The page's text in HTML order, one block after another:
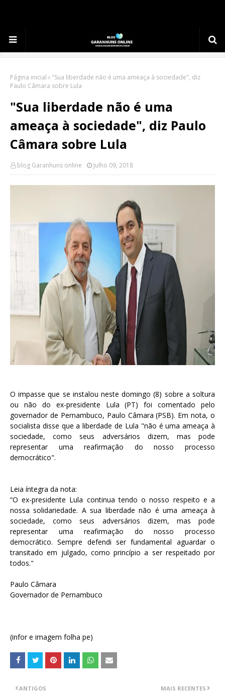
Página inicial
"Sua liberdade não é uma ameaça à sociedade", diz
Paulo Câmara sobre Lula
"Sua liberdade não é uma
ameaça à sociedade", diz Paulo
Câmara sobre Lula
blog Garanhuns online Julho 09, 2018
O impasse que se instalou neste domingo (8) sobre a soltura
ou não do ex-presidente Lula (PT) foi comentado pelo
governador de Pernambuco, Paulo Câmara (PSB). Em nota, o
socialista disse que a liberdade de Lula "não é uma ameaça à
sociedade, como seus adversários dizem, mas pode
representar uma reafirmação do nosso processo
democrático".
Leia íntegra da nota:
“O ex-presidente Lula continua tendo o nosso respeito e a
nossa solidariedade. A sua liberdade não é uma ameaça à
sociedade, como seus adversários dizem, mas pode
representar uma reafirmação do nosso processo
democrático. Sempre defendi ser fundamental aguardar o
transitado em julgado, como princípio a ser respeitado por
todos."
Paulo Câmara
Governador de Pernambuco
(infor e imagem folha pe)
MAIS RECENTES
ANTIGOS